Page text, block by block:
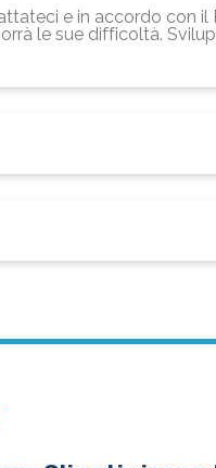
e in accordo con il
le sue difficoltà.